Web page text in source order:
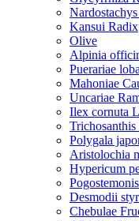
Kansui Radix
Olive
Alpinia
Puerariae
Mahoniae
Uncariae
Ilex cornuta
Trichosanthis
Polygala
Aristolochia
Hypericum
Desmodii
Chebulae